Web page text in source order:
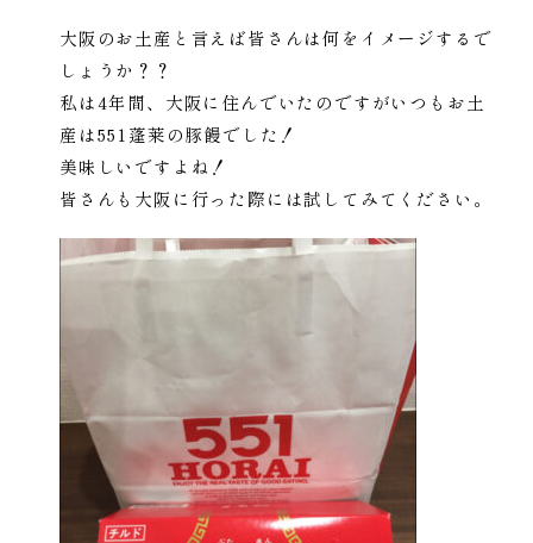
大阪のお土産と言えば皆さんは何をイメージするで
しょうか？？
私は4年間、大阪に住んでいたのですがいつもお土
産は551蓬莱の豚饅でした！
美味しいですよね！
皆さんも大阪に行った際には試してみてください。